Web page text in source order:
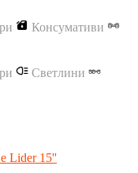
Консумативи
Светлини
Lider 15''